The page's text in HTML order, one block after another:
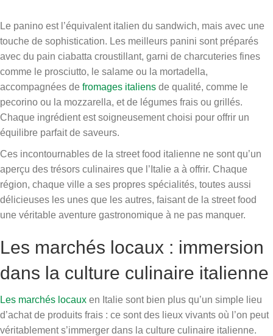
Le panino est l’équivalent italien du sandwich, mais avec une
touche de sophistication. Les meilleurs panini sont préparés
avec du pain ciabatta croustillant, garni de charcuteries fines
comme le prosciutto, le salame ou la mortadella,
accompagnées de fromages italiens de qualité, comme le
pecorino ou la mozzarella, et de légumes frais ou grillés.
Chaque ingrédient est soigneusement choisi pour offrir un
équilibre parfait de saveurs.
Ces incontournables de la street food italienne ne sont qu’un
aperçu des trésors culinaires que l’Italie a à offrir. Chaque
région, chaque ville a ses propres spécialités, toutes aussi
délicieuses les unes que les autres, faisant de la street food
une véritable aventure gastronomique à ne pas manquer.
Les marchés locaux : immersion
dans la culture culinaire italienne
Les marchés locaux en Italie sont bien plus qu’un simple lieu
d’achat de produits frais : ce sont des lieux vivants où l’on peut
véritablement s’immerger dans la culture culinaire italienne.